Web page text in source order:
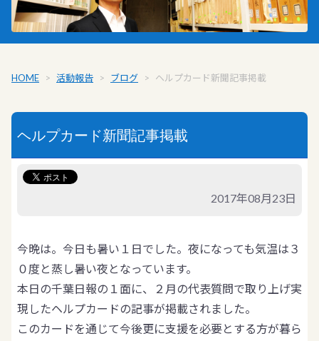
HOME > 活動報告 > ブログ > ヘルプカード新聞記事掲載
ヘルプカード新聞記事掲載
2017年08月23日
今晩は。今日も暑い１日でした。夜になっても気温は３
０度と蒸し暑い夜となっています。
本日の千葉日報の１面に、２月の代表質問で取り上げ実
現したヘルプカードの記事が掲載されました。
このカードを通じて今後更に支援を必要とする方が暮ら